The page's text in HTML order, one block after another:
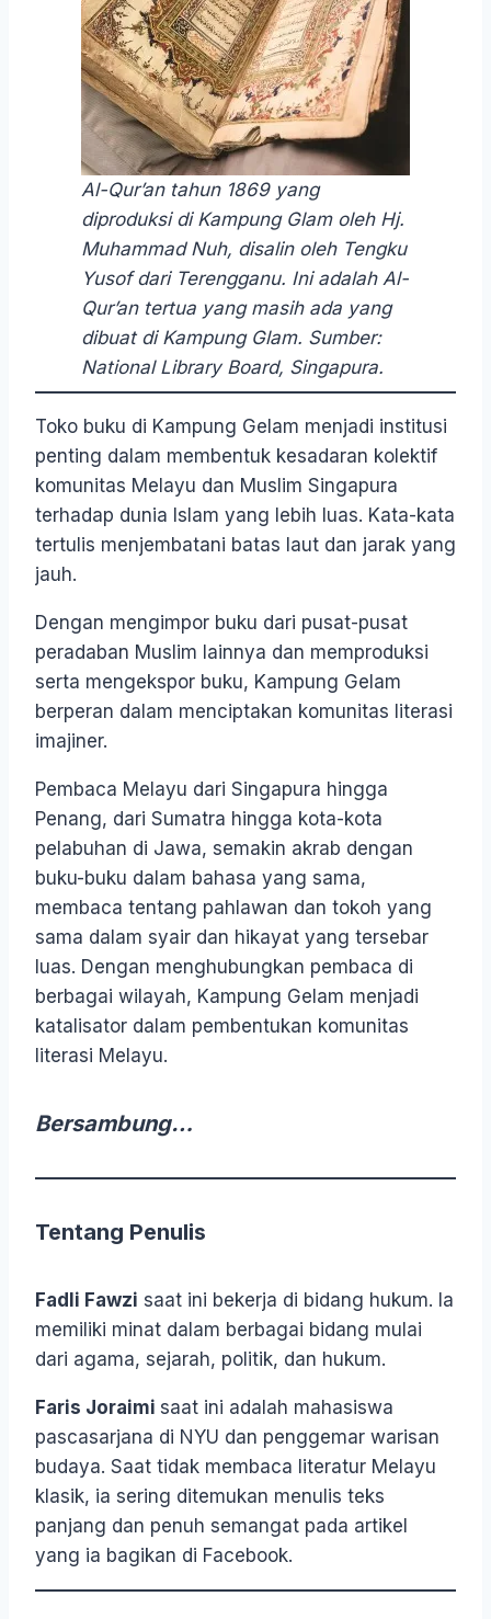
Al-Qur’an tahun 1869 yang
diproduksi di Kampung Glam oleh Hj.
Muhammad Nuh, disalin oleh Tengku
Yusof dari Terengganu. Ini adalah Al-
Qur’an tertua yang masih ada yang
dibuat di Kampung Glam. Sumber:
National Library Board, Singapura.
Toko buku di Kampung Gelam menjadi institusi
penting dalam membentuk kesadaran kolektif
komunitas Melayu dan Muslim Singapura
terhadap dunia Islam yang lebih luas. Kata-kata
tertulis menjembatani batas laut dan jarak yang
jauh.
Dengan mengimpor buku dari pusat-pusat
peradaban Muslim lainnya dan memproduksi
serta mengekspor buku, Kampung Gelam
berperan dalam menciptakan komunitas literasi
imajiner.
Pembaca Melayu dari Singapura hingga
Penang, dari Sumatra hingga kota-kota
pelabuhan di Jawa, semakin akrab dengan
buku-buku dalam bahasa yang sama,
membaca tentang pahlawan dan tokoh yang
sama dalam syair dan hikayat yang tersebar
luas. Dengan menghubungkan pembaca di
berbagai wilayah, Kampung Gelam menjadi
katalisator dalam pembentukan komunitas
literasi Melayu.
Bersambung…
Tentang Penulis
Fadli Fawzi saat ini bekerja di bidang hukum. Ia
memiliki minat dalam berbagai bidang mulai
dari agama, sejarah, politik, dan hukum.
Faris Joraimi saat ini adalah mahasiswa
pascasarjana di NYU dan penggemar warisan
budaya. Saat tidak membaca literatur Melayu
klasik, ia sering ditemukan menulis teks
panjang dan penuh semangat pada artikel
yang ia bagikan di Facebook.